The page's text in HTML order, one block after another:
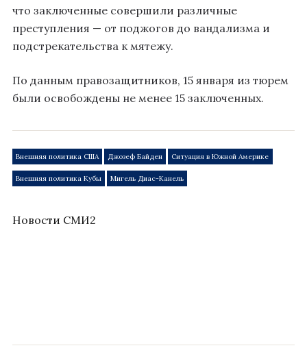
что заключенные совершили различные
преступления — от поджогов до вандализма и
подстрекательства к мятежу.
По данным правозащитников, 15 января из тюрем
были освобождены не менее 15 заключенных.
Внешняя политика США Джозеф Байден Ситуация в Южной Америке
Внешняя политика Кубы Мигель Диас-Канель
Новости СМИ2